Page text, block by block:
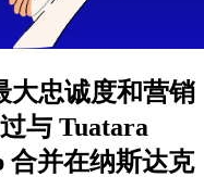
大忠诚度和营销
与 Tuatara
合并在纳斯达克